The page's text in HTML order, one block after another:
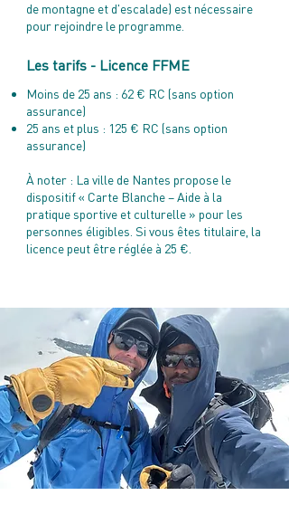
de montagne et d'escalade) est nécessaire
pour rejoindre le programme.
Les tarifs - Licence FFME
Moins de 25 ans : 62 € RC (sans option
assurance)
25 ans et plus : 125 € RC (sans option
assurance)
À noter : La ville de Nantes propose le
dispositif « Carte Blanche – Aide à la
pratique sportive et culturelle » pour les
personnes éligibles. Si vous êtes titulaire, la
licence peut être réglée à 25 €.